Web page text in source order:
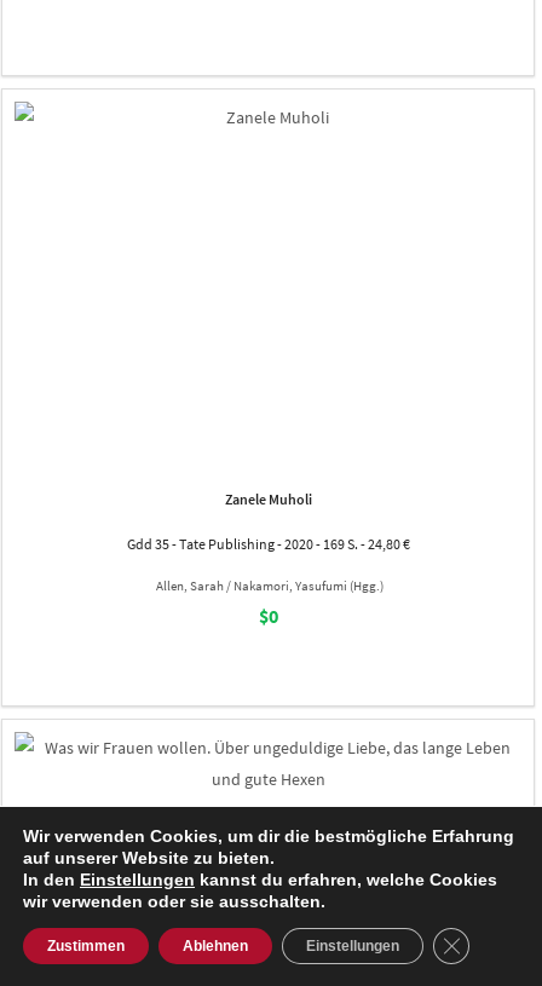
Zanele Muholi
Gdd 35 - Tate Publishing - 2020 - 169 S. - 24,80 €
Allen, Sarah / Nakamori, Yasufumi (Hgg.)
$0
Wir verwenden Cookies, um dir die bestmögliche Erfahrung
auf unserer Website zu bieten.
In den Einstellungen kannst du erfahren, welche Cookies
wir verwenden oder sie ausschalten.
Zustimmen Ablehnen Einstellungen GDPR